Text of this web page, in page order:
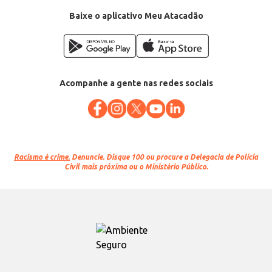
Baixe o aplicativo Meu Atacadão
Acompanhe a gente nas redes sociais
Racismo é crime. Denuncie. Disque 100 ou procure a Delegacia de Polícia
Civil mais próxima ou o Ministério Público.